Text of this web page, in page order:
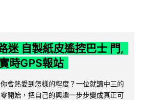
迷 自製紙皮遙控巴士 門,
時GPS報站
會熱愛到怎樣的程度？一位就讀中三的
開始，把自己的興趣一步步變成真正可